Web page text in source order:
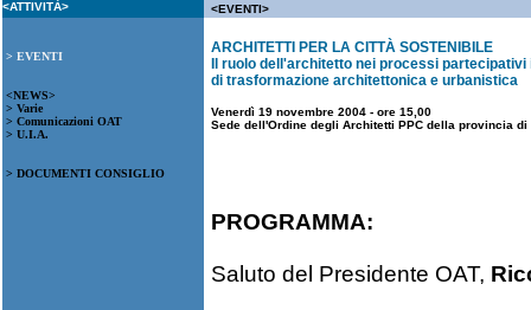
<ATTIVITÀ> <EVENTI>
> EVENTI
<NEWS>
> Varie
> Comunicazioni OAT
> U.I.A.
> DOCUMENTI CONSIGLIO
ARCHITETTI PER LA CITTÀ SOSTENIBILE
Il ruolo dell'architetto nei processi
di trasformazione architettonica e urbanistica
Venerdì 19 novembre 2004 - ore 15,00
Sede dell'Ordine degli Architetti PPC della provincia
PROGRAMMA:
Saluto del Presidente OAT,